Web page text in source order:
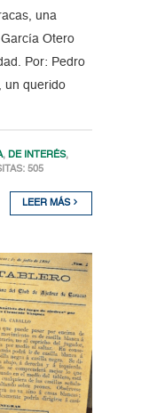
una
Otero
Por: Pedro
un querido
, DE INTERÉS,
505
LEER MÁS